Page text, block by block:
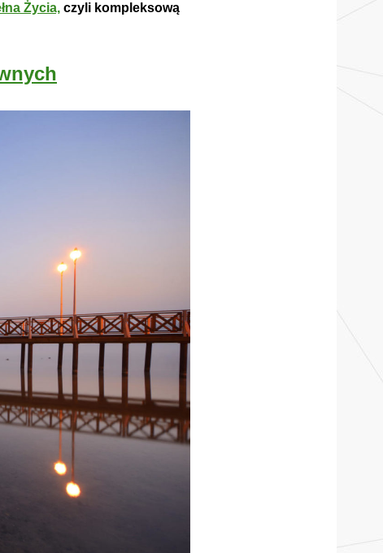
Życia, czyli kompleksową